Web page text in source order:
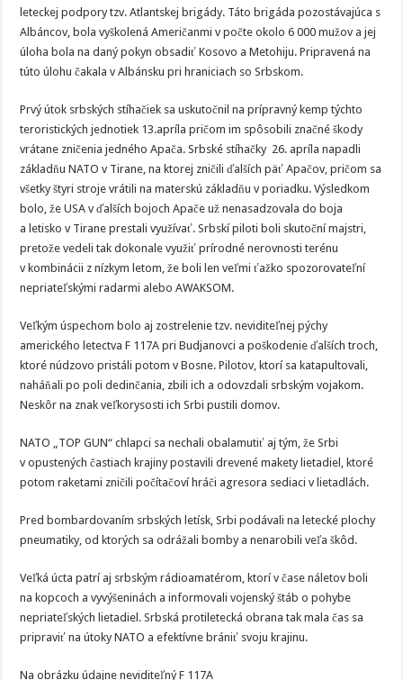
leteckej podpory tzv. Atlantskej brigády. Táto brigáda pozostávajúca s
Albáncov, bola vyškolená Američanmi v počte okolo 6 000 mužov a jej
úloha bola na daný pokyn obsadiť Kosovo a Metohiju. Pripravená na
túto úlohu čakala v Albánsku pri hraniciach so Srbskom.
Prvý útok srbských stíhačiek sa uskutočnil na prípravný kemp týchto
teroristických jednotiek 13.apríla pričom im spôsobili značné škody
vrátane zničenia jedného Apača. Srbské stíhačky 26. apríla napadli
základňu NATO v Tirane, na ktorej zničili ďalších päť Apačov, pričom sa
všetky štyri stroje vrátili na materskú základňu v poriadku. Výsledkom
bolo, že USA v ďalších bojoch Apače už nenasadzovala do boja
a letisko v Tirane prestali využívať. Srbskí piloti boli skutoční majstri,
pretože vedeli tak dokonale využiť prírodné nerovnosti terénu
v kombinácii z nízkym letom, že boli len veľmi ťažko spozorovateľní
nepriateľskými radarmi alebo AWAKSOM.
Veľkým úspechom bolo aj zostrelenie tzv. neviditeľnej pýchy
amerického letectva F 117A pri Budjanovci a poškodenie ďalších troch,
ktoré núdzovo pristáli potom v Bosne. Pilotov, ktorí sa katapultovali,
naháňali po poli dedinčania, zbili ich a odovzdali srbským vojakom.
Neskôr na znak veľkorysosti ich Srbi pustili domov.
NATO „TOP GUN“ chlapci sa nechali obalamutiť aj tým, že Srbi
v opustených častiach krajiny postavili drevené makety lietadiel, ktoré
potom raketami zničili počítačoví hráči agresora sediaci v lietadlách.
Pred bombardovaním srbských letísk, Srbi podávali na letecké plochy
pneumatiky, od ktorých sa odrážali bomby a nenarobili veľa škôd.
Veľká úcta patrí aj srbským rádioamatérom, ktorí v čase náletov boli
na kopcoch a vyvýšeninách a informovali vojenský štáb o pohybe
nepriateľských lietadiel. Srbská protiletecká obrana tak mala čas sa
pripraviť na útoky NATO a efektívne brániť svoju krajinu.
Na obrázku údajne neviditeľný F 117A